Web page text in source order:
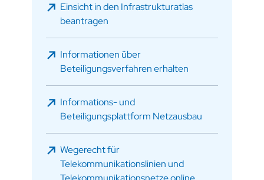
Einsicht in den Infrastrukturatlas
beantragen
Informationen über
Beteiligungsverfahren erhalten
Informations- und
Beteiligungsplattform Netzausbau
Wegerecht für
Telekommunikationslinien und